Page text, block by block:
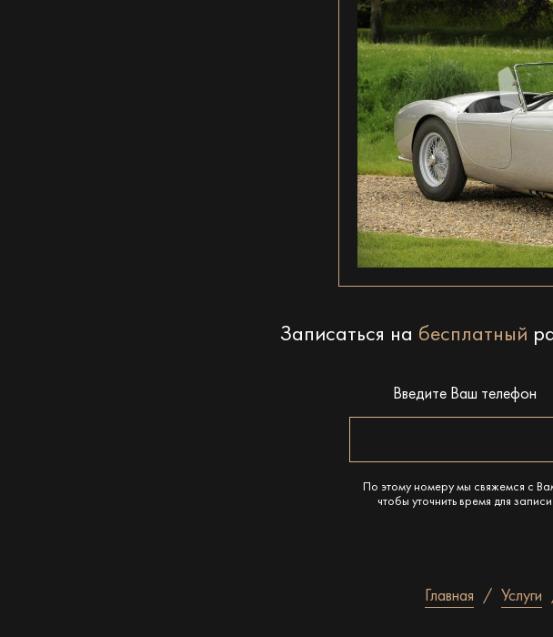
Записаться на бесплатный
Введите Ваш телефон
По этому номеру мы свяжемся с
чтобы уточнить время для записи
Главная Услуги